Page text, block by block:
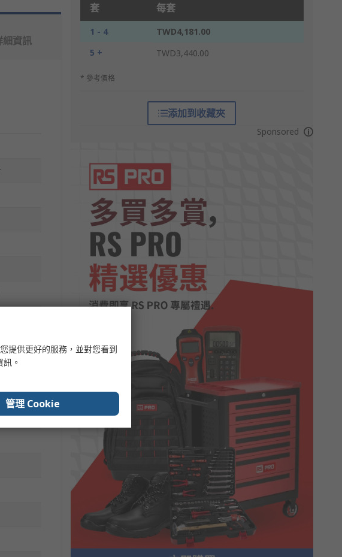
套 每套
1 - 4
TWD4,181.00
5 +
TWD3,440.00
* 參考價格
添加到收藏夾
Sponsored
細資訊
提供更好的服務，並對您看到
。
管理 Cookie